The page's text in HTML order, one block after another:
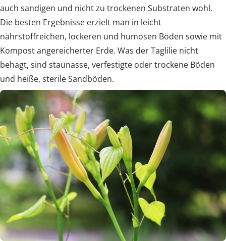
auch sandigen und nicht zu trockenen Substraten wohl.
Die besten Ergebnisse erzielt man in leicht
nährstoffreichen, lockeren und humosen Böden sowie mit
Kompost angereicherter Erde. Was der Taglilie nicht
behagt, sind staunasse, verfestigte oder trockene Böden
und heiße, sterile Sandböden.